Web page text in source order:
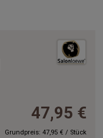
47,95 €
Grundpreis: 47,95 € / Stück